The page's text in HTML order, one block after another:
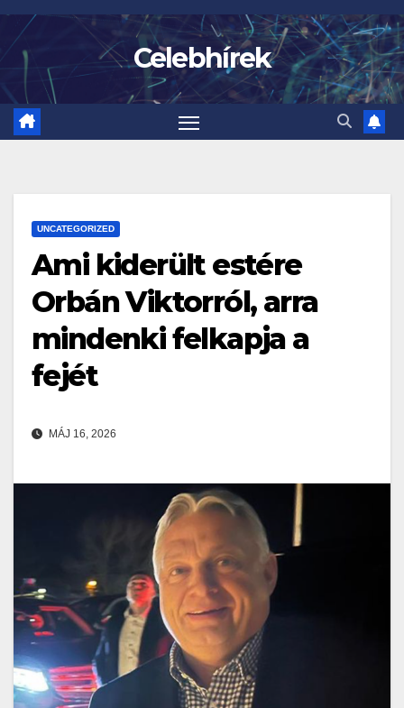
Skip
content
Celebhírek
UNCATEGORIZED
Ami kiderült estére
Orbán Viktorról, arra
mindenki felkapja a
fejét
MÁJ 16, 2026